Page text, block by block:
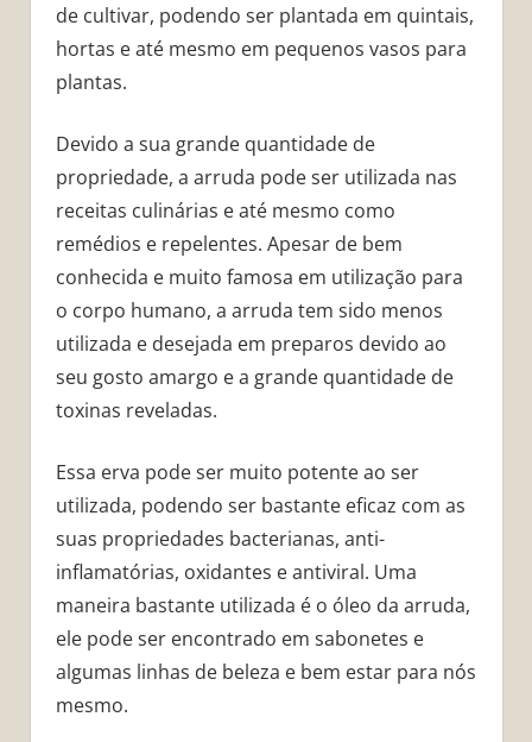
de cultivar, podendo ser plantada em quintais,
hortas e até mesmo em pequenos vasos para
plantas.
Devido a sua grande quantidade de
propriedade, a arruda pode ser utilizada nas
receitas culinárias e até mesmo como
remédios e repelentes. Apesar de bem
conhecida e muito famosa em utilização para
o corpo humano, a arruda tem sido menos
utilizada e desejada em preparos devido ao
seu gosto amargo e a grande quantidade de
toxinas reveladas.
Essa erva pode ser muito potente ao ser
utilizada, podendo ser bastante eficaz com as
suas propriedades bacterianas, anti-
inflamatórias, oxidantes e antiviral. Uma
maneira bastante utilizada é o óleo da arruda,
ele pode ser encontrado em sabonetes e
algumas linhas de beleza e bem estar para nós
mesmo.